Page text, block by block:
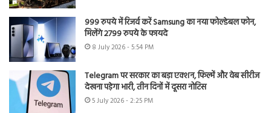
999 रुपये में रिजर्व करें Samsung का नया फोल्डेबल फोन,
मिलेंगे 2799 रुपये के फायदे
8 July 2026 - 5:54 PM
Telegram पर सरकार का बड़ा एक्शन, फिल्में और वेब सीरीज
देखना पड़ेगा भारी, तीन दिनों में दूसरा नोटिस
5 July 2026 - 2:25 PM